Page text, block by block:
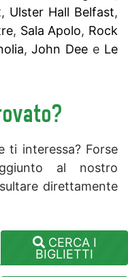
, Ulster Hall Belfast,
, Sala Apolo, Rock
,John Dee e Le
ti interessa? Forse
al nostro
direttamente
CERCA I
BIGLIETTI